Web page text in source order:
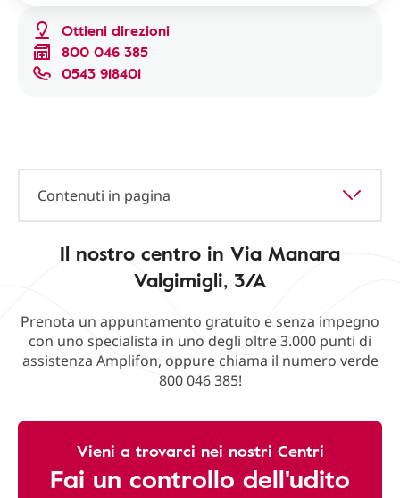
Ottieni direzioni
800 046 385
0543 918401
Contenuti in pagina
Il nostro centro in Via Manara
Valgimigli, 3/A
Prenota un appuntamento gratuito e senza impegno
con uno specialista in uno degli oltre 3.000 punti di
assistenza Amplifon, oppure chiama il numero verde
800 046 385!
Vieni a trovarci nei nostri Centri
Fai un controllo dell'udito